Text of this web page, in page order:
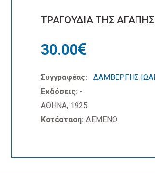
ΤΡΑΓΟΥΔΙΑ ΤΗΣ ΑΓΑΠΗΣ
30.00
Συγγραφέας:
ΔΑΜΒΕΡΓΗΣ
Εκδόσεις: -
ΑΘΗΝΑ, 1925
Κατάσταση: ΔΕΜΕΝΟ